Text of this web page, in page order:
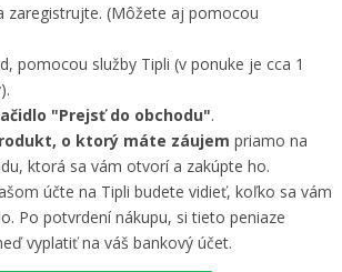
zaregistrujte. (Môžete aj pomocou
pomocou služby Tipli (v ponuke je cca 1
"Prejsť do obchodu".
o ktorý máte záujem priamo na
ktorá sa vám otvorí a zakúpte ho.
účte na Tipli budete vidieť, koľko sa vám
Po potvrdení nákupu, si tieto peniaze
vyplatiť na váš bankový účet.